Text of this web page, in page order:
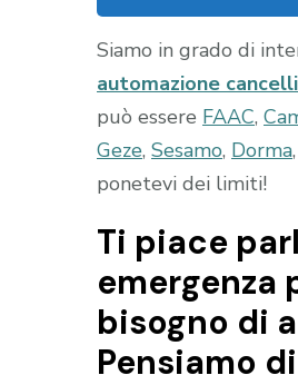
Siamo in grado di
automazione
può essere FAAC,
Geze, Sesamo, Dorma,
ponetevi dei limiti!
Ti piace
emergenza
bisogno di
Pensiamo